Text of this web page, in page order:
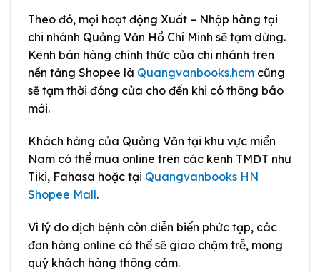
Theo đó, mọi hoạt động Xuất – Nhập hàng tại
chi nhánh Quảng Văn Hồ Chí Minh sẽ tạm dừng.
Kênh bán hàng chính thức của chi nhánh trên
nền tảng Shopee là Quangvanbooks.hcm cũng
sẽ tạm thời đóng cửa cho đến khi có thông báo
mới.
Khách hàng của Quảng Văn tại khu vực miền
Nam có thể mua online trên các kênh TMĐT như
Tiki, Fahasa hoặc tại Quangvanbooks HN
Shopee Mall.
Vì lý do dịch bệnh còn diễn biến phức tạp, các
đơn hàng online có thể sẽ giao chậm trễ, mong
quý khách hàng thông cảm.